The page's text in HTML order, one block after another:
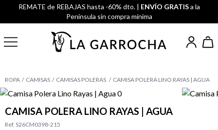
REMATE de REBAJAS hasta -60% dto. | ENVÍO GRATISa la
Península sin compra mínima
ROPA CAMISAS CAMISAS POLERAS CAMISA POLERA LINO RAYAS | AGUA
CAMISA POLERA LINO RAYAS | AGUA
Ref. S26CM0398-215